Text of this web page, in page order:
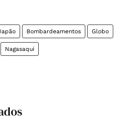
Bombardeamentos Globo
Nagasaqui